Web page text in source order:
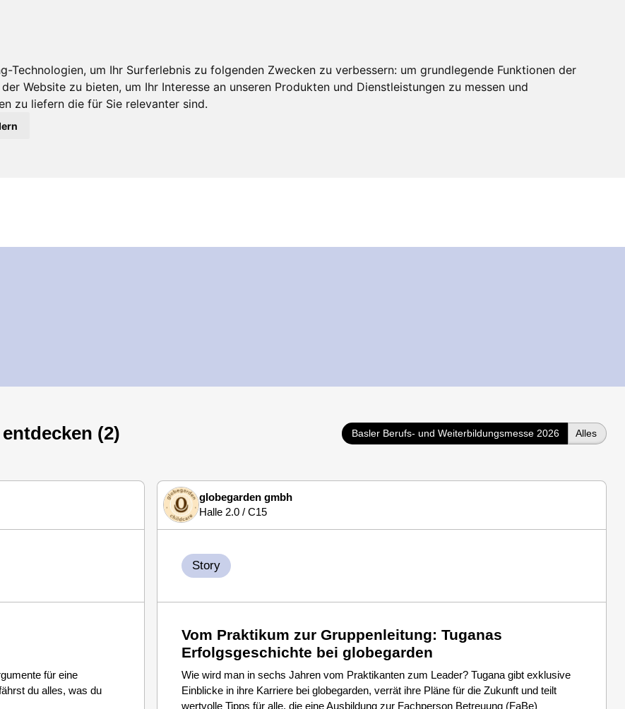
Technologien, um Ihr Surferlebnis zu folgenden Zwecken zu verbessern: um grundlegende Funktionen der
Website zu bieten, um Ihr Interesse an unseren Produkten und Dienstleistungen zu messen und
zu liefern die für Sie relevanter sind.
(2) Basler Berufs- und Weiterbildungsmesse 2026 Alles
für eine
du alles, was du
globegarden gmbh
Halle 2.0 / C15
Story
Vom Praktikum zur Gruppenleitung: Tuganas
Erfolgsgeschichte bei globegarden
Wie wird man in sechs Jahren vom Praktikanten zum Leader? Tugana gibt exklusive
Einblicke in ihre Karriere bei globegarden, verrät ihre Pläne für die Zukunft und teilt
wertvolle Tipps für alle, die eine Ausbildung zur Fachperson Betreuung (FaBe)